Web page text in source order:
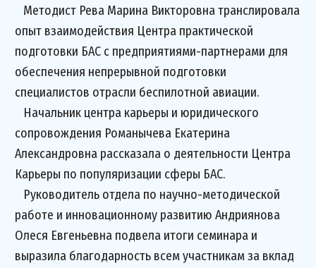
Методист Рева Марина Викторовна транслировала
опыт взаимодействия Центра практической
подготовки БАС с предприятиями-партнерами для
обеспечения непрерывной подготовки
специалистов отрасли беспилотной авиации.
Начальник центра карьеры и юридического
сопровождения Романычева Екатерина
Александровна рассказала о деятельности Центра
Карьеры по популяризации сферы БАС.
Руководитель отдела по научно-методической
работе и инновационному развитию Андриянова
Олеся Евгеньевна подвела итоги семинара и
выразила благодарность всем участникам за вклад